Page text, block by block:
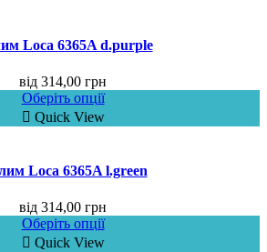
Loca 6365A d.purple
від 314,00 грн
Оберіть опції
Quick View
Loca 6365A l.green
від 314,00 грн
Оберіть опції
Quick View